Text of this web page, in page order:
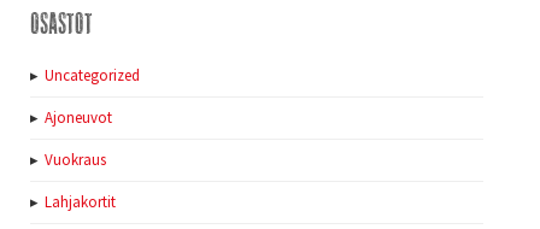
Osastot
Uncategorized
Ajoneuvot
Vuokraus
Lahjakortit